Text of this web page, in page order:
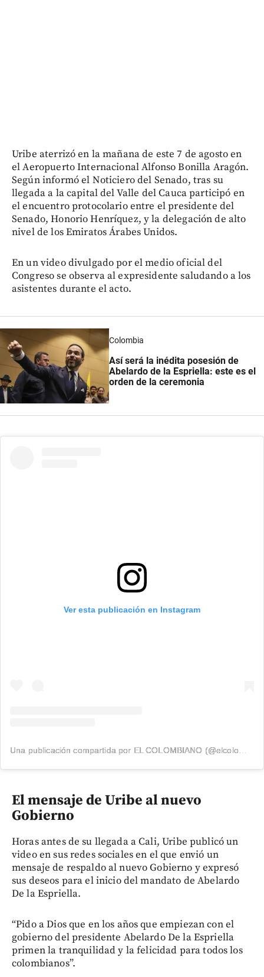
Uribe aterrizó en la mañana de este 7 de agosto en
el Aeropuerto Internacional Alfonso Bonilla Aragón.
Según informó el Noticiero del Senado, tras su
llegada a la capital del Valle del Cauca participó en
el encuentro protocolario entre el presidente del
Senado, Honorio Henríquez, y la delegación de alto
nivel de los Emiratos Árabes Unidos.
En un video divulgado por el medio oficial del
Congreso se observa al expresidente saludando a los
asistentes durante el acto.
Colombia
Así será la inédita posesión de
Abelardo de la Espriella: este es el
orden de la ceremonia
Ver esta publicación en Instagram
Una publicación compartida por EL COLOMBIANO (@elcolombiano_)
El mensaje de Uribe al nuevo
Gobierno
Horas antes de su llegada a Cali, Uribe publicó un
video en sus redes sociales en el que envió un
mensaje de respaldo al nuevo Gobierno y expresó
sus deseos para el inicio del mandato de Abelardo
De la Espriella.
“Pido a Dios que en los años que empiezan con el
gobierno del presidente Abelardo De la Espriella
primen la tranquilidad y la felicidad para todos los
colombianos”.